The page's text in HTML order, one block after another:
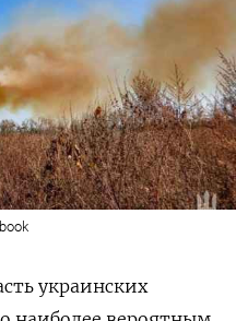
украинских